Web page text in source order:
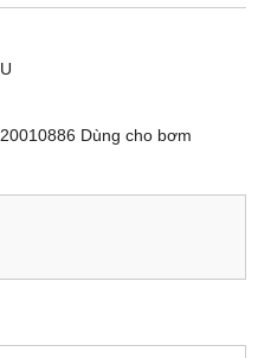
Dùng cho bơm